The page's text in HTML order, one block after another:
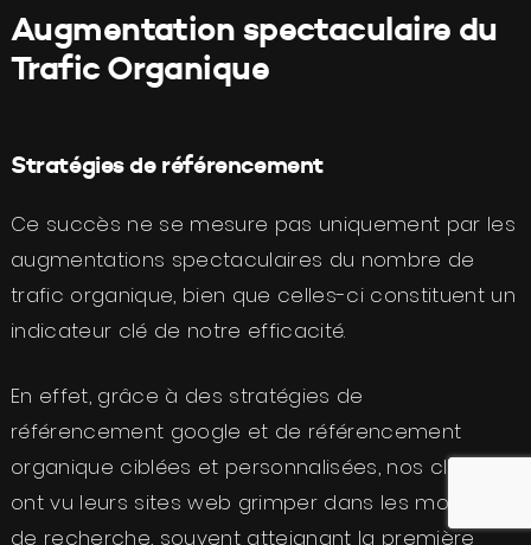
Augmentation spectaculaire du
Trafic Organique
Stratégies de référencement
Ce succès ne se mesure pas uniquement par les
augmentations spectaculaires du nombre de
trafic organique, bien que celles-ci constituent un
indicateur clé de notre efficacité.
En effet, grâce à des stratégies de
référencement google et de référencement
organique ciblées et personnalisées, nos clients
ont vu leurs sites web grimper dans les moteurs
de recherche, souvent atteignant la première